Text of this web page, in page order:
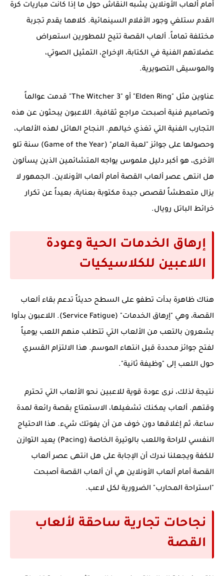
أمام ألعاب الأونلاين يشبه النقاش حول ما إذا كانت مباريات كرة
القدم ستلغي وجود الأفلام السينمائية. كلاهما يقدم تجربة
مختلفة تماماً. ألعاب القصة تتيح للمطورين استعراض
عضلاتهم الفنية في الكتابة، الإخراج، التمثيل الصوتي،
والموسيقى التصويرية.
عناوين مثل "Elden Ring" أو "The Witcher 3" قدمت عوالماً
وتصاميم فنية أصبحت مراجع ثقافية. اللاعبون يبحثون عن هذه
التجارب الفنية التي تغذي خيالهم. النجاح الهائل لهذه الألعاب،
وحصولها على جوائز "لعبة العام" (Game of the Year) سنة تلو
الأخرى، هو أكبر دليل ملموس يواجه المتشائمين الذين يسألون
هل انتهى عصر ألعاب القصة أمام ألعاب الأونلاين. الجمهور لا
يزال متعطشاً لقصص جيدة مكتوبة بعناية، بعيداً عن تكرار
خرائط الباتل رويال.
إرهاق الخدمات الحية وعودة
اللاعبين للكلاسيكيات
هناك ظاهرة بدأت تطفو على السطح حديثاً تدعم بقاء ألعاب
القصة، وهي "إرهاق الخدمات" (Service Fatigue). اللاعبون بدأوا
يشعرون بالتعب من الألعاب التي تتطلب منهم اللعب يومياً
لفتح جوائز محددة قبل انتهاء الموسم. هذا الالتزام القسري
حول اللعب إلى "وظيفة ثانية".
نتيجة لذلك، نرى عودة قوية للاعبين نحو الألعاب التي تحترم
وقتهم. ألعاب يمكنك تشغيلها، الاستمتاع بقصة رائعة لمدة
ساعة، ثم إغلاقها دون خوف من أن يفوتك شيء. هذا الاحتياج
النفسي للراحة واللعب بالوتيرة الخاصة (Pacing) يعيد التوازن
للكفة ويجعلنا ندرك أن الإجابة على هل انتهى عصر ألعاب
القصة أمام ألعاب الأونلاين هي أن ألعاب القصة أصبحت
"استراحة المحارب" الضرورية لكل لاعب.
نجاحات تجارية ساحقة لألعاب
القصة